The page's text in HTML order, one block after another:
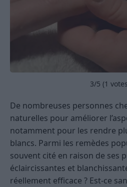
3/5 (1
De nombreuses personnes
naturelles pour améliorer
notamment pour les rendre
blancs. Parmi les remèdes
souvent cité en raison de ses
éclaircissantes et
réellement efficace ? Est-ce